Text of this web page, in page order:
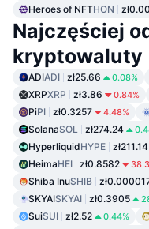
Heroes of NFTHON
Najczęściej
kryptowaluty
ADIADI zł25.66 0.08%
XRPXRP zł3.86 0.84%
PiPI zł0.3257 4.48%
SolanaSOL zł274.24
HyperliquidHYPE zł211.14
HeimaHEI zł0.8582
Shiba InuSHIB
SKYAISKYAI zł0.3905
SuiSUI zł2.52 0.44%